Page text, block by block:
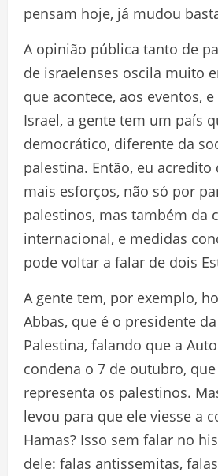
pensam hoje, já mudou
A opinião pública tanto de
de israelenses oscila muito
que acontece, aos eventos,
Israel, a gente tem um país
democrático, diferente da
palestina. Então, eu acredito
mais esforços, não só por
palestinos, mas também da
internacional, e medidas
pode voltar a falar de dois
A gente tem, por exemplo,
Abbas, que é o presidente
Palestina, falando que a
condena o 7 de outubro,
representa os palestinos.
levou para que ele viesse a
Hamas? Isso sem falar no
dele: falas antissemitas,